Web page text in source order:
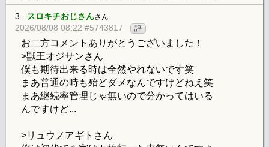
3. スロキチおじさんさん
2026/08/08 08:22 #5743817 評
お二方コメントありがとうございました！
>獣王オジサンさん
僕も期待出来る時は全然やれないです笑
まあ普通の時も殆どダメなんですけどねえ笑
まあ継続率管理じゃ無いので分かってはいる
んですけど...
>リュウノアギトさん